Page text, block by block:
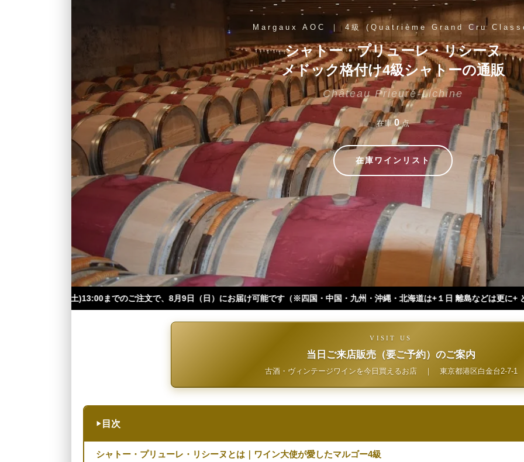
Margaux AOC ｜ 4級 (Quatrième Grand Cru
シャトー・プリューレ・リシーヌ
メドック格付け4級シャトーの通販
Château Prieuré-Lichine
在庫0点
在庫ワインリスト
文で、8月9日（日）にお届け可能です（※四国・中国・九州・沖縄・北海道は+１日 離島などは更に+ となります。）
VISIT US
当日ご来店販売（要ご予約）のご案内
古酒・ヴィンテージワインを今日買えるお店｜ 東京都港区白金台2-7-1
▶ 目次
シャトー・プリューレ・リシーヌとは｜ワイン大使が愛したマルゴー4級